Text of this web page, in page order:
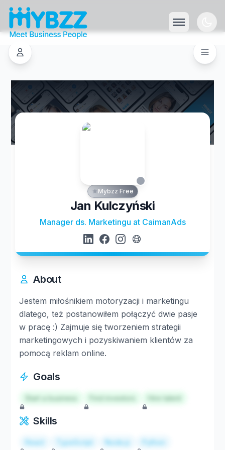
Mybzz Free
Jan Kulczyński
Manager ds. Marketingu at CaimanAds
About
Jestem miłośnikiem motoryzacji i marketingu
dlatego, też postanowiłem połączyć dwie pasje
w pracę :) Zajmuje się tworzeniem strategii
marketingowych i pozyskiwaniem klientów za
pomocą reklam online.
Goals
Start a business Hire talent
Skills
React TypeScript Node.js Python